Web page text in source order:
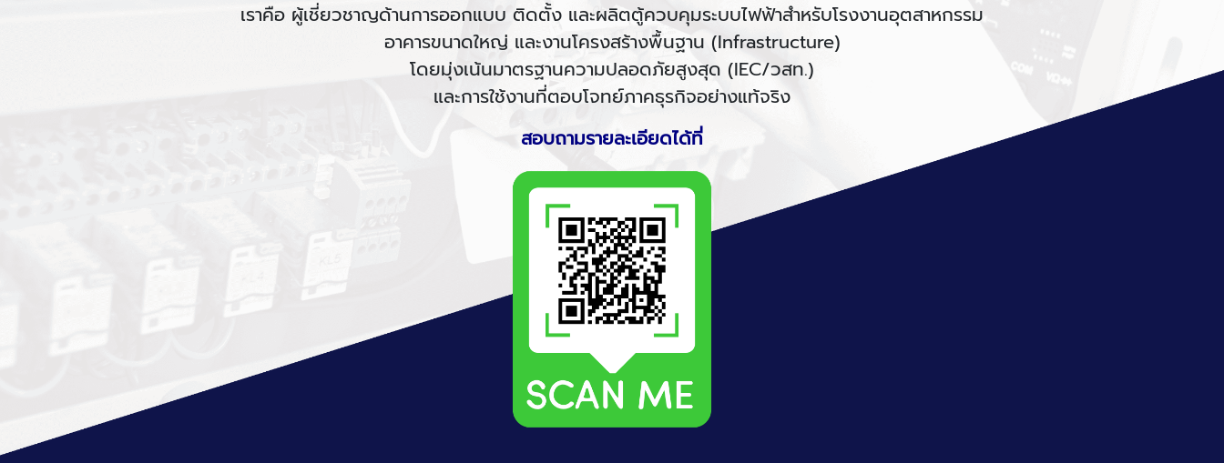
เราคือ ผู้เชี่ยวชาญด้านการออกแบบ ติดตั้ง และผลิตตู้ควบคุมระบบไฟฟ้าสำหรับโรงงานอุตสาหกรรม
อาคารขนาดใหญ่ และงานโครงสร้างพื้นฐาน (Infrastructure)
โดยมุ่งเน้นมาตรฐานความปลอดภัยสูงสุด (IEC/วสท.)
และการใช้งานที่ตอบโจทย์ภาคธุรกิจอย่างแท้จริง
สอบถามรายละเอียดได้ที่